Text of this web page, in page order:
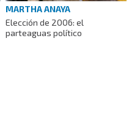
MARTHA ANAYA
Elección de 2006: el
parteaguas político